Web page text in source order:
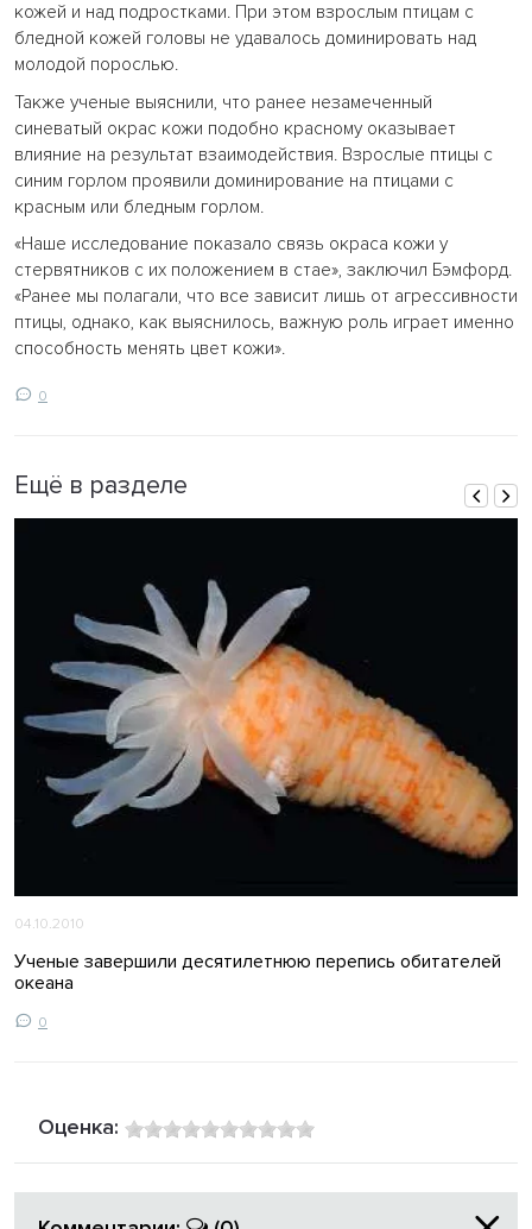
кожей и над подростками. При этом взрослым птицам с
бледной кожей головы не удавалось доминировать над
молодой порослью.
Также ученые выяснили, что ранее незамеченный
синеватый окрас кожи подобно красному оказывает
влияние на результат взаимодействия. Взрослые птицы с
синим горлом проявили доминирование на птицами с
красным или бледным горлом.
«Наше исследование показало связь окраса кожи у
стервятников с их положением в стае», заключил Бэмфорд.
«Ранее мы полагали, что все зависит лишь от агрессивности
птицы, однако, как выяснилось, важную роль играет именно
способность менять цвет кожи».
0
Ещё в разделе
04.10.2010
Ученые завершили десятилетнюю перепись обитателей
океана
0
Оценка: